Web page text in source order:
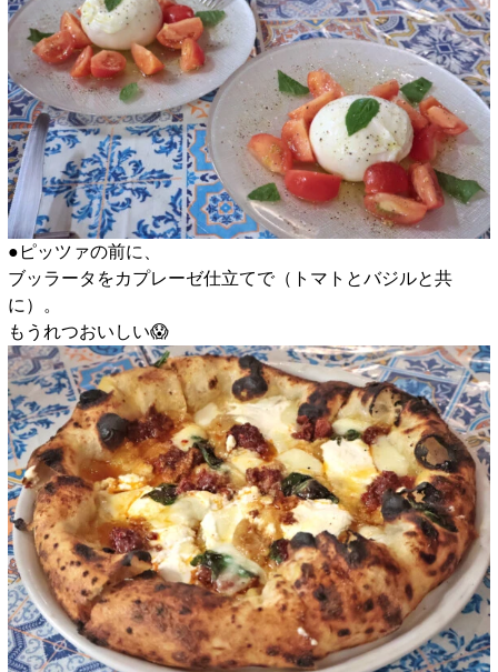
●ピッツァの前に、
ブッラータをカプレーゼ仕立てで（トマトとバジルと共
に）。
もうれつおいしい😱